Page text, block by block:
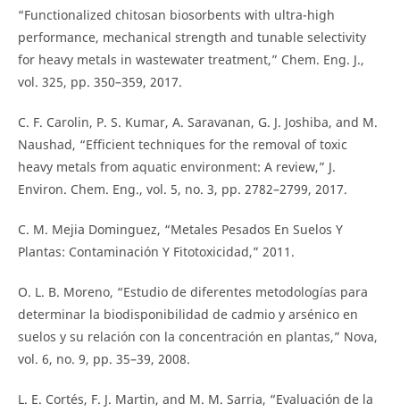
“Functionalized chitosan biosorbents with ultra-high
performance, mechanical strength and tunable selectivity
for heavy metals in wastewater treatment,” Chem. Eng. J.,
vol. 325, pp. 350–359, 2017.
C. F. Carolin, P. S. Kumar, A. Saravanan, G. J. Joshiba, and M.
Naushad, “Efficient techniques for the removal of toxic
heavy metals from aquatic environment: A review,” J.
Environ. Chem. Eng., vol. 5, no. 3, pp. 2782–2799, 2017.
C. M. Mejia Dominguez, “Metales Pesados En Suelos Y
Plantas: Contaminación Y Fitotoxicidad,” 2011.
O. L. B. Moreno, “Estudio de diferentes metodologías para
determinar la biodisponibilidad de cadmio y arsénico en
suelos y su relación con la concentración en plantas,” Nova,
vol. 6, no. 9, pp. 35–39, 2008.
L. E. Cortés, F. J. Martin, and M. M. Sarria, “Evaluación de la